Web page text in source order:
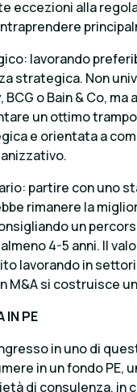
eccezioni alla
lavorando
strategica. Non
BCG o Bain & Co,
un ottimo
e orientata a
partire con uno
rimanere la
un
almeno 4-5 anni. Il
lavorando in
M&A si costruisce
IN PE
in uno di
in un fondo PE,
di consulenza, in